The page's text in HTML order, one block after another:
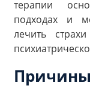
терапии
подходах и
лечить